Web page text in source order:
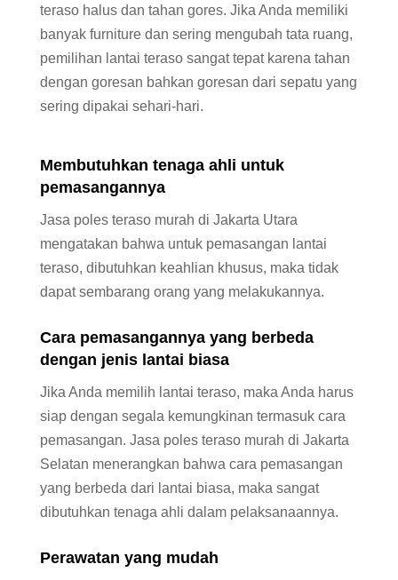
teraso halus dan tahan gores. Jika Anda memiliki
banyak furniture dan sering mengubah tata ruang,
pemilihan lantai teraso sangat tepat karena tahan
dengan goresan bahkan goresan dari sepatu yang
sering dipakai sehari-hari.
Membutuhkan tenaga ahli untuk
pemasangannya
Jasa poles teraso murah di Jakarta Utara
mengatakan bahwa untuk pemasangan lantai
teraso, dibutuhkan keahlian khusus, maka tidak
dapat sembarang orang yang melakukannya.
Cara pemasangannya yang berbeda
dengan jenis lantai biasa
Jika Anda memilih lantai teraso, maka Anda harus
siap dengan segala kemungkinan termasuk cara
pemasangan. Jasa poles teraso murah di Jakarta
Selatan menerangkan bahwa cara pemasangan
yang berbeda dari lantai biasa, maka sangat
dibutuhkan tenaga ahli dalam pelaksanaannya.
Perawatan yang mudah